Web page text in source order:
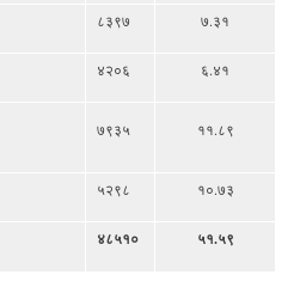
८३९७ ७.३१
४२०६ ६.४१
७९३५ ११.८९
५२९८ १०.७३
४८५१० ५१.५९